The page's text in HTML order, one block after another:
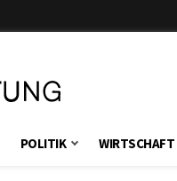
POLITIK WIRTSCHAFT